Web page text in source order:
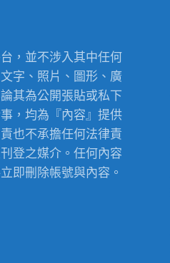
，並不涉入其中任何
字、照片、圖形、廣
其為公開張貼或私下
，均為『內容』提供
也不承擔任何法律責
登之媒介。任何內容
即刪除帳號與內容。